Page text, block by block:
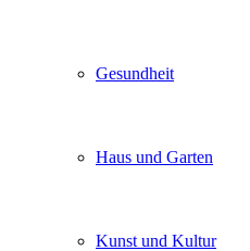
Gesundheit
Haus und Garten
Kunst und Kultur